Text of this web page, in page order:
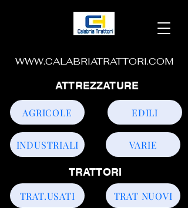
WWW.CALABRIATRATTORI.COM
TRAT.USATI TRAT NUOVI
INDUSTRIALI
AGRICOLE EDILI
VARIE
ATTREZZATURE
TRATTORI